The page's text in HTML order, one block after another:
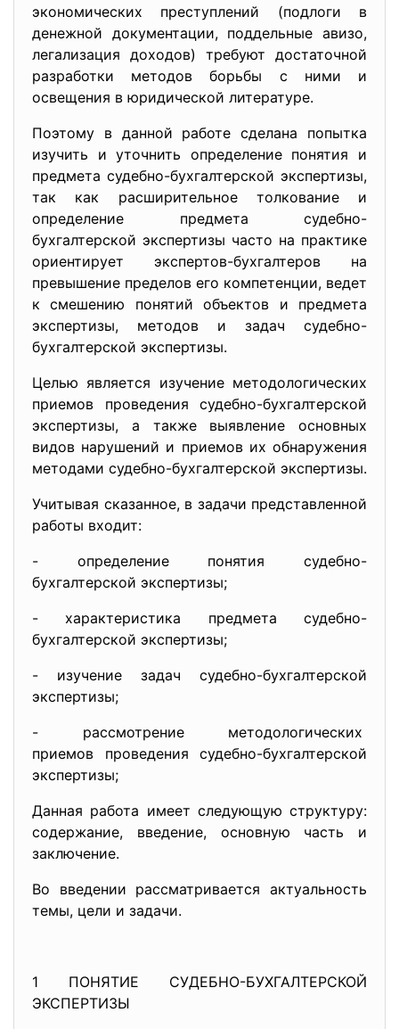
экономических преступлений (подлоги в
денежной документации, поддельные авизо,
легализация доходов) требуют достаточной
разработки методов борьбы с ними и
освещения в юридической литературе.
Поэтому в данной работе сделана попытка
изучить и уточнить определение понятия и
предмета судебно-бухгалтерской экспертизы,
так как расширительное толкование и
определение предмета судебно-
бухгалтерской экспертизы часто на практике
ориентирует экспертов-бухгалтеров на
превышение пределов его компетенции, ведет
к смешению понятий объектов и предмета
экспертизы, методов и задач судебно-
бухгалтерской экспертизы.
Целью является изучение методологических
приемов проведения судебно-бухгалтерской
экспертизы, а также выявление основных
видов нарушений и приемов их обнаружения
методами судебно-бухгалтерской экспертизы.
Учитывая сказанное, в задачи представленной
работы входит:
- определение понятия судебно-
бухгалтерской экспертизы;
- характеристика предмета судебно-
бухгалтерской экспертизы;
- изучение задач судебно-бухгалтерской
экспертизы;
- рассмотрение методологических
приемов проведения судебно-бухгалтерской
экспертизы;
Данная работа имеет следующую структуру:
содержание, введение, основную часть и
заключение.
Во введении рассматривается актуальность
темы, цели и задачи.
1 ПОНЯТИЕ СУДЕБНО-БУХГАЛТЕРСКОЙ
ЭКСПЕРТИЗЫ